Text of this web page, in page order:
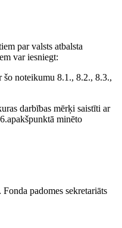
par valsts atbalsta
var iesniegt:
šo noteikumu 8.1., 8.2., 8.3.,
darbības mērķi saistīti ar
minēto
padomes sekretariāts